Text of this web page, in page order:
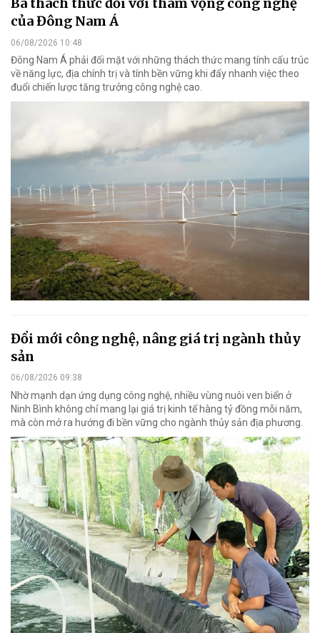
Ba thách thức đối với tham vọng công nghệ
của Đông Nam Á
06/08/2026 10:48
Đông Nam Á phải đối mặt với những thách thức mang tính cấu trúc
về năng lực, địa chính trị và tính bền vững khi đẩy nhanh việc theo
đuổi chiến lược tăng trưởng công nghệ cao.
Đổi mới công nghệ, nâng giá trị ngành thủy
sản
06/08/2026 09:38
Nhờ mạnh dạn ứng dụng công nghệ, nhiều vùng nuôi ven biển ở
Ninh Bình không chỉ mang lại giá trị kinh tế hàng tỷ đồng mỗi năm,
mà còn mở ra hướng đi bền vững cho ngành thủy sản địa phương.